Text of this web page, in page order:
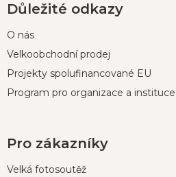
Důležité odkazy
O nás
Velkoobchodní prodej
Projekty spolufinancované EU
Program pro organizace a instituce
Pro zákazníky
Velká fotosoutěž